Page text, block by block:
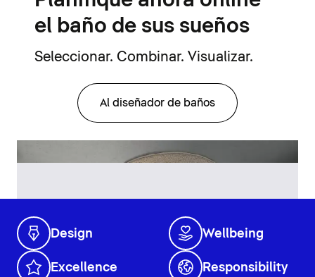
el baño de sus sueños
Seleccionar. Combinar. Visualizar.
Al diseñador de baños
Design Wellbeing
Excellence Responsibility